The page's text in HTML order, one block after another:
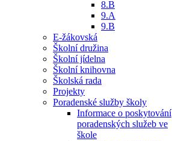
8.B
9.A
9.B
E-žákovská
Školní družina
Školní jídelna
Školní knihovna
Školská rada
Projekty
Poradenské služby školy
Informace o poskytování
poradenských služeb ve
škole